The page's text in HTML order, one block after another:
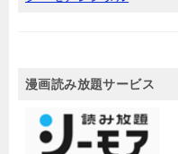
漫画読み放題サービス